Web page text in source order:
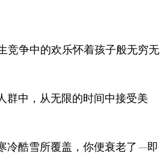
竞争中的欢乐怀着孩子般无穷无
群中，从无限的时间中接受美
冷酷雪所覆盖，你便衰老了—即